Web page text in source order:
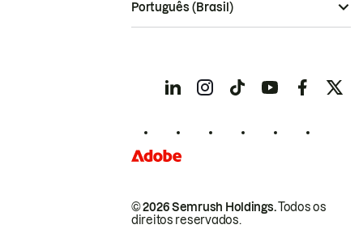
© 2026 Semrush Holdings.Todos os
direitos reservados.
Português (Brasil)